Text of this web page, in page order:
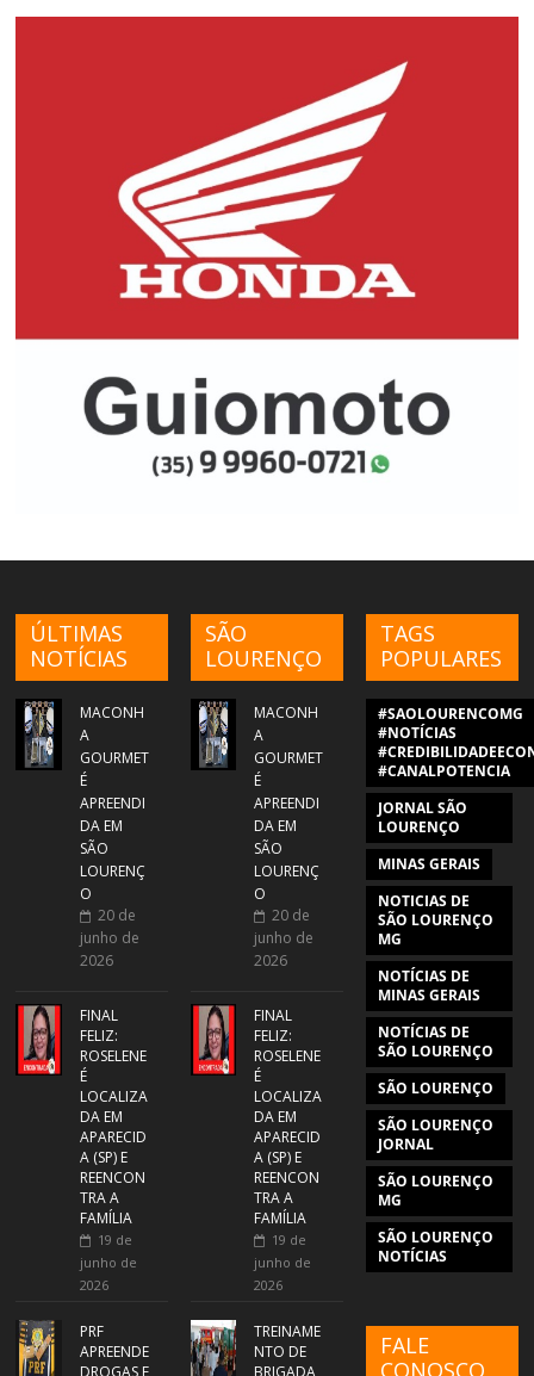
ÚLTIMAS
NOTÍCIAS
MACONH
A
GOURMET
É
APREENDI
DA EM
SÃO
LOURENÇ
O
20 de
junho de
2026
FINAL
FELIZ:
ROSELENE
É
LOCALIZA
DA EM
APARECID
A (SP) E
REENCON
TRA A
FAMÍLIA
19 de
junho de
2026
PRF
APREENDE
SÃO
LOURENÇO
MACONH
A
GOURMET
É
APREENDI
DA EM
SÃO
LOURENÇ
O
20 de
junho de
2026
FINAL
FELIZ:
ROSELENE
É
LOCALIZA
DA EM
APARECID
A (SP) E
REENCON
TRA A
FAMÍLIA
19 de
junho de
2026
TREINAME
NTO DE
TAGS
POPULARES
#SAOLOURENCOMG
#NOTÍCIAS
#CANALPOTENCIA
JORNAL SÃO
LOURENÇO
MINAS GERAIS
NOTICIAS DE
SÃO LOURENÇO
MG
NOTÍCIAS DE
MINAS GERAIS
NOTÍCIAS DE
SÃO LOURENÇO
SÃO LOURENÇO
SÃO LOURENÇO
JORNAL
SÃO LOURENÇO
MG
SÃO LOURENÇO
NOTÍCIAS
FALE